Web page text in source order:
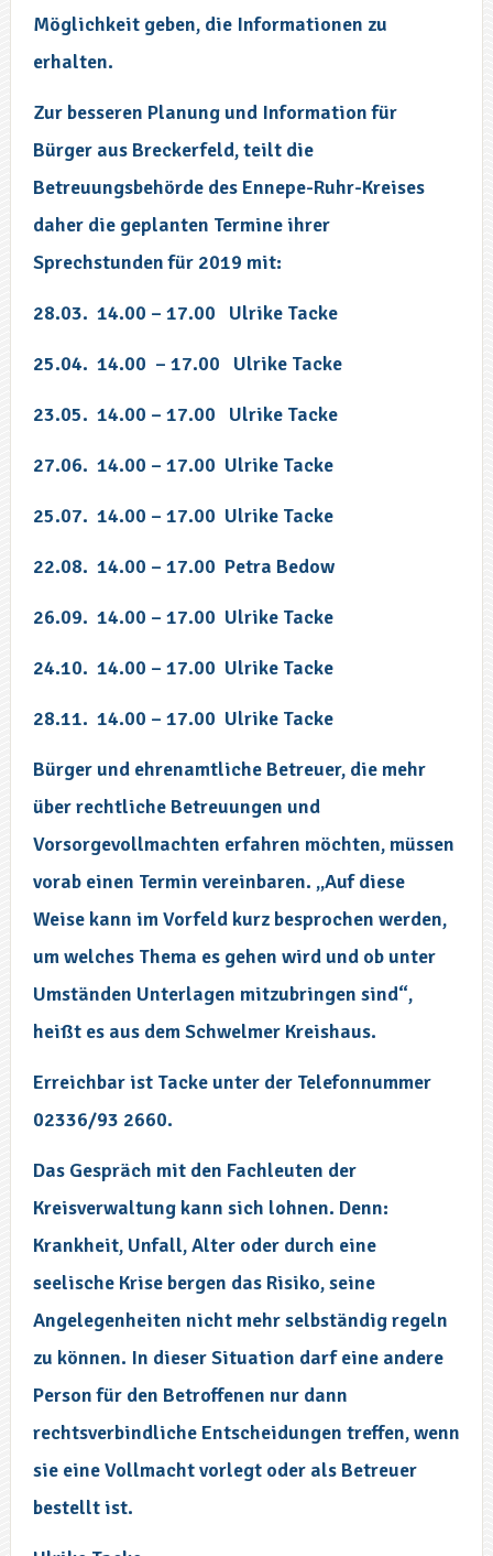
Möglichkeit geben, die Informationen zu
erhalten.
Zur besseren Planung und Information für
Bürger aus Breckerfeld, teilt die
Betreuungsbehörde des Ennepe-Ruhr-Kreises
daher die geplanten Termine ihrer
Sprechstunden für 2019 mit:
28.03. 14.00 – 17.00 Ulrike Tacke
25.04. 14.00 – 17.00 Ulrike Tacke
23.05. 14.00 – 17.00 Ulrike Tacke
27.06. 14.00 – 17.00 Ulrike Tacke
25.07. 14.00 – 17.00 Ulrike Tacke
22.08. 14.00 – 17.00 Petra Bedow
26.09. 14.00 – 17.00 Ulrike Tacke
24.10. 14.00 – 17.00 Ulrike Tacke
28.11. 14.00 – 17.00 Ulrike Tacke
Bürger und ehrenamtliche Betreuer, die mehr
über rechtliche Betreuungen und
Vorsorgevollmachten erfahren möchten, müssen
vorab einen Termin vereinbaren. „Auf diese
Weise kann im Vorfeld kurz besprochen werden,
um welches Thema es gehen wird und ob unter
Umständen Unterlagen mitzubringen sind“,
heißt es aus dem Schwelmer Kreishaus.
Erreichbar ist Tacke unter der Telefonnummer
02336/93 2660.
Das Gespräch mit den Fachleuten der
Kreisverwaltung kann sich lohnen. Denn:
Krankheit, Unfall, Alter oder durch eine
seelische Krise bergen das Risiko, seine
Angelegenheiten nicht mehr selbständig regeln
zu können. In dieser Situation darf eine andere
Person für den Betroffenen nur dann
rechtsverbindliche Entscheidungen treffen, wenn
sie eine Vollmacht vorlegt oder als Betreuer
bestellt ist.